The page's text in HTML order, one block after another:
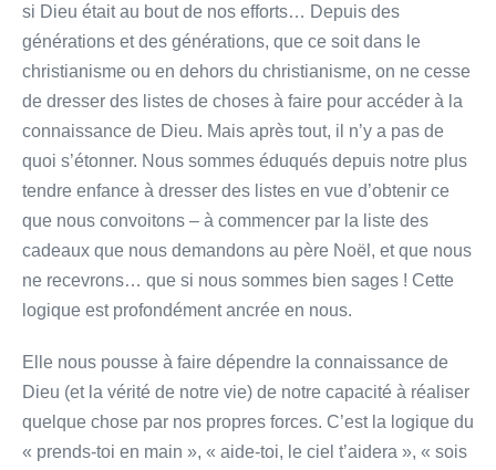
si Dieu était au bout de nos efforts… Depuis des
générations et des générations, que ce soit dans le
christianisme ou en dehors du christianisme, on ne cesse
de dresser des listes de choses à faire pour accéder à la
connaissance de Dieu. Mais après tout, il n’y a pas de
quoi s’étonner. Nous sommes éduqués depuis notre plus
tendre enfance à dresser des listes en vue d’obtenir ce
que nous convoitons – à commencer par la liste des
cadeaux que nous demandons au père Noël, et que nous
ne recevrons… que si nous sommes bien sages ! Cette
logique est profondément ancrée en nous.
Elle nous pousse à faire dépendre la connaissance de
Dieu (et la vérité de notre vie) de notre capacité à réaliser
quelque chose par nos propres forces. C’est la logique du
« prends-toi en main », « aide-toi, le ciel t’aidera », « sois